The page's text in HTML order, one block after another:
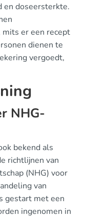
en doseersterkte.
mits er een recept
dienen te
vergoedt,
NHG-
bekend als
richtlijnen van
(NHG) voor
van
gestart met een
ingenomen in